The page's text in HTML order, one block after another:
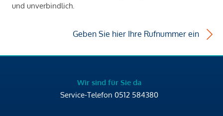
und unverbindlich.
Geben Sie hier Ihre Rufnummer ein
Wir sind für Sie da
Service-Telefon 0512 584380